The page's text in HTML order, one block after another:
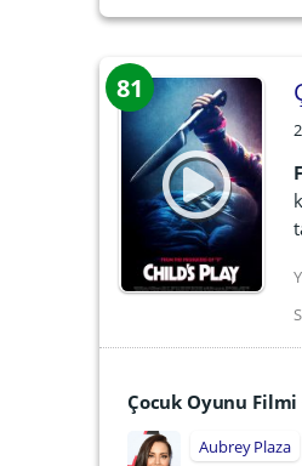
81
Çocuk Oyunu
Aubrey Plaza